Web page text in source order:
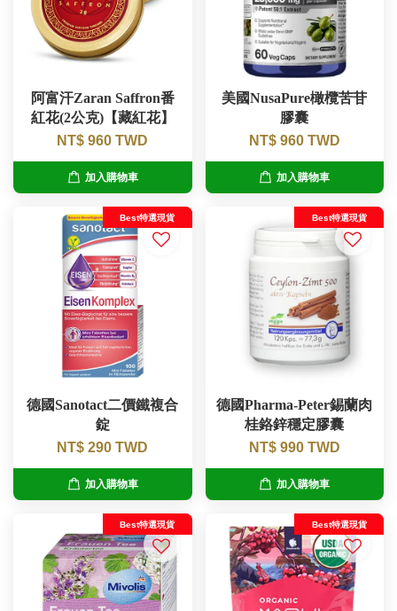
阿富汗Zaran Saffron番
紅花(2公克)【藏紅花】
NT$ 960 TWD
加入購物車
美國NusaPure橄欖苦苷
膠囊
NT$ 960 TWD
加入購物車
Best特選現貨
德國Sanotact二價鐵複合
錠
NT$ 290 TWD
加入購物車
Best特選現貨
德國Pharma-Peter錫蘭肉
桂鉻鋅穩定膠囊
NT$ 990 TWD
加入購物車
Best特選現貨 Best特選現貨